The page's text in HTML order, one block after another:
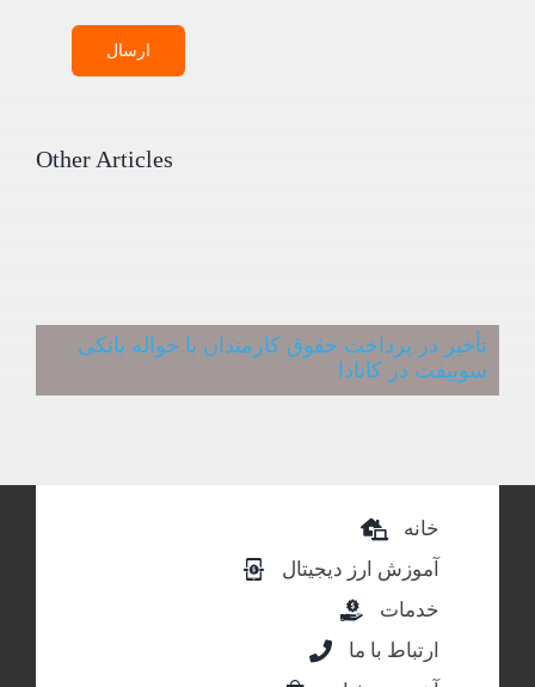
ارسال
Other Articles
تأخیر در پرداخت حقوق کارمندان با حواله بانکی
سوییفت در کانادا
خانه
آموزش ارز دیجیتال
خدمات
ارتباط با ما